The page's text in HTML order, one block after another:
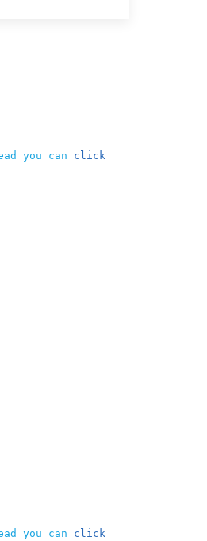
you can click
you can click